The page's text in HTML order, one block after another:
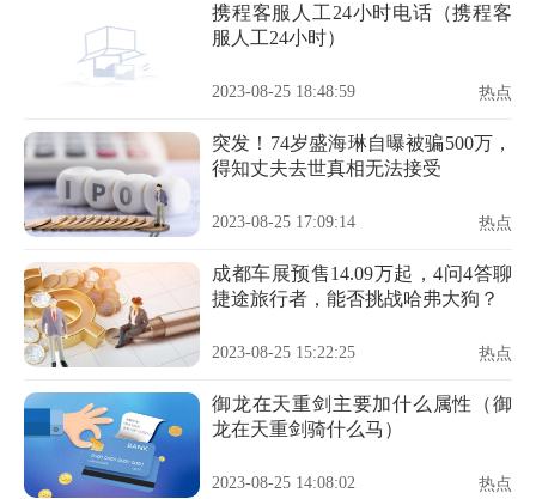
携程客服人工24小时电话（携程客
服人工24小时）
2023-08-25 18:48:59 热点
突发！74岁盛海琳自曝被骗500万，
得知丈夫去世真相无法接受
2023-08-25 17:09:14 热点
成都车展预售14.09万起，4问4答聊
捷途旅行者，能否挑战哈弗大狗？
2023-08-25 15:22:25 热点
御龙在天重剑主要加什么属性（御
龙在天重剑骑什么马）
2023-08-25 14:08:02 热点